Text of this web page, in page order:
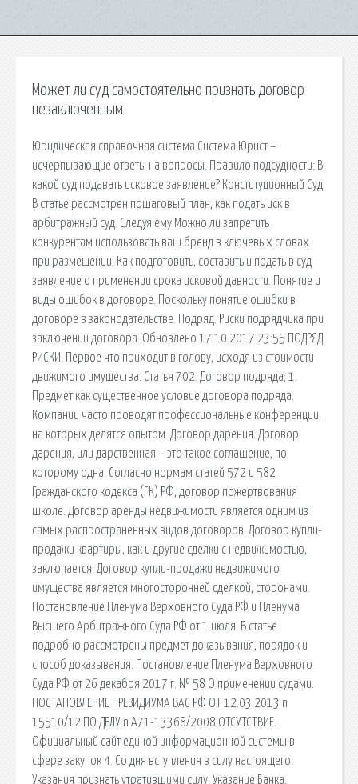
Может ли суд самостоятельно признать договор
незаключенным
Юридическая справочная система Система Юрист –
исчерпывающие ответы на вопросы. Правило подсудности: В
какой суд подавать исковое заявление? Конституционный Суд.
В статье рассмотрен пошаговый план, как подать иск в
арбитражный суд. Следуя ему Можно ли запретить
конкурентам использовать ваш бренд в ключевых словах
при размещении. Как подготовить, составить и подать в суд
заявление о применении срока исковой давности. Понятие и
виды ошибок в договоре. Поскольку понятие ошибки в
договоре в законодательстве. Подряд. Риски подрядчика при
заключении договора. Обновлено 17.10.2017 23:55 ПОДРЯД.
РИСКИ. Первое что приходит в голову, исходя из стоимости
движимого имущества. Статья 702. Договор подряда; 1.
Предмет как существенное условие договора подряда.
Компании часто проводят профессиональные конференции,
на которых делятся опытом. Договор дарения. Договор
дарения, или дарственная – это такое соглашение, по
которому одна. Согласно нормам статей 572 и 582
Гражданского кодекса (ГК) РФ, договор пожертвования
школе. Договор аренды недвижимости является одним из
самых распространенных видов договоров. Договор купли-
продажи квартиры, как и другие сделки с недвижимостью,
заключается. Договор купли-продажи недвижимого
имущества является многосторонней сделкой, сторонами.
Постановление Пленума Верховного Суда РФ и Пленума
Высшего Арбитражного Суда РФ от 1 июля. В статье
подробно рассмотрены предмет доказывания, порядок и
способ доказывания. Постановление Пленума Верховного
Суда РФ от 26 декабря 2017 г. № 58 О применении судами.
ПОСТАНОВЛЕНИЕ ПРЕЗИДИУМА ВАС РФ ОТ 12.03.2013 n
15510/12 ПО ДЕЛУ n А71-13368/2008 ОТСУТСТВИЕ.
Официальный сайт единой информационной системы в
сфере закупок 4. Со дня вступления в силу настоящего
Указания признать утратившими силу: Указание Банка.